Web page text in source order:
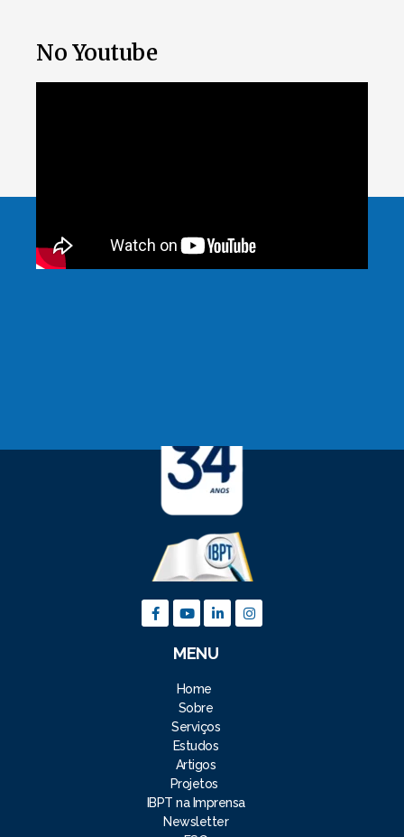
No Youtube
MENU
Home
Sobre
Serviços
Estudos
Artigos
Projetos
IBPT na Imprensa
Newsletter